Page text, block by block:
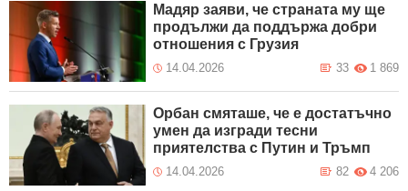
Мадяр заяви, че страната му ще
продължи да поддържа добри
отношения с Грузия
14.04.2026 1 869
33
Орбан смяташе, че е достатъчно
умен да изгради тесни
приятелства с Путин и Тръмп
14.04.2026 4 206
82